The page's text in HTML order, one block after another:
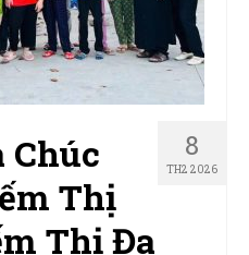
8
TH2 2026
Chúc
Thị
Thị Đa